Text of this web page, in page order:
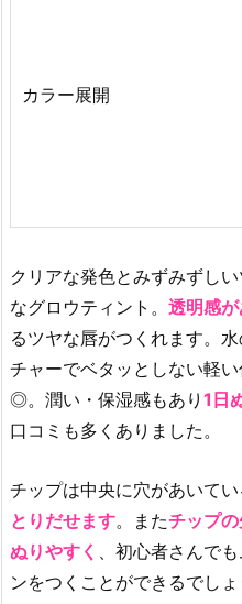
カラー展開
クリアな発色とみずみずし
なグロウティント。 透明感
るツヤな唇がつくれます。
チャーでベタッとしない軽
◎。潤い・保湿感もあり 1日
口コミも多くありました。
チップは中央に穴があいてい
とりだせます。またチップ
ぬりやすく
、初心者さんで
ンをつくことができるでしょ